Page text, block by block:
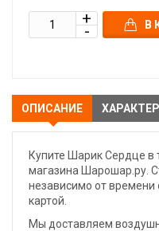
В
ОПИСАНИЕ
Купите Шарик Сердце в
магазина Шарошар.ру.
независимо от времени
картой.
Мы доставляем